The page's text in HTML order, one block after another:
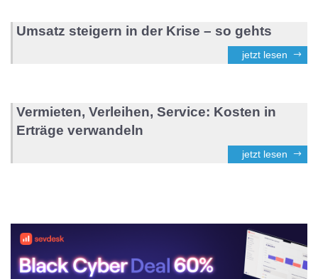
Umsatz steigern in der Krise – so gehts
jetzt lesen
Vermieten, Verleihen, Service: Kosten in
Erträge verwandeln
jetzt lesen